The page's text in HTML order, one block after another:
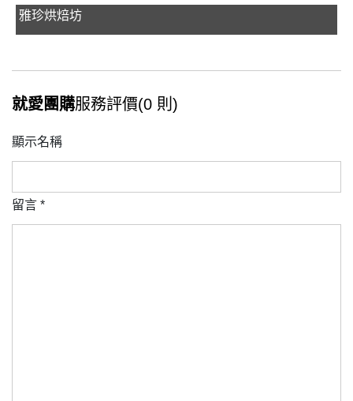
雅珍烘焙坊
就愛團購服務評價(0 則)
顯示名稱
留言 *